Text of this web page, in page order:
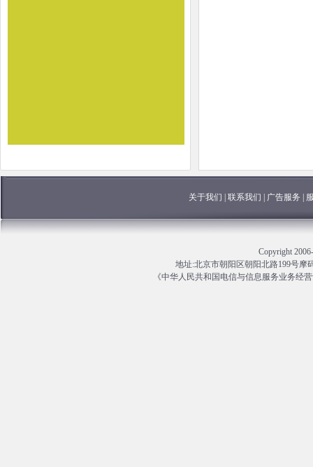
关于我们 联系我们 广告服务
Copyright
地址:北京市朝阳区朝阳北路199号摩
《中华人民共和国电信与信息服务业务经